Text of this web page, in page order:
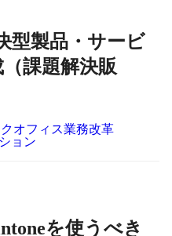
型製品・サービ
課題解決販
オフィス業務改革
ョン
を使うべき